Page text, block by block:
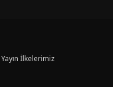
Yayın İlkelerimiz